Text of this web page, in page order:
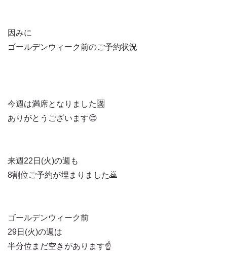
因みに
ゴールデンウィーク前のご予約状況
今週は満席となりました🈵
ありがとうございます😊
来週22日(火)の週も
8割位ご予約が埋まりました🙇
ゴールデンウィーク前
29日(火)の週は
半分位まだ空きがあります☝️